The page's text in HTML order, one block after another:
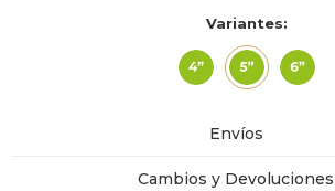
Variantes:
Envíos
Cambios y Devoluciones